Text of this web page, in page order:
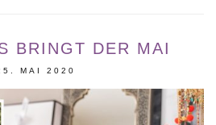
BRINGT DER MAI
MAI 2020